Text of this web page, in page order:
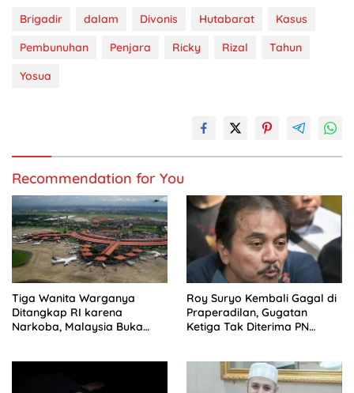
Brigadir dalam Divonis Hutabarat
Kasus
Pembunuhan
Penjara Ricky Rizal
Tahun
Yosua
Recommendation for You
Tiga Wanita Warganya
Ditangkap RI karena
Narkoba, Malaysia Buka
Roy Suryo Kembali Gagal di
Praperadilan, Gugatan
Ketiga Tak Diterima PN